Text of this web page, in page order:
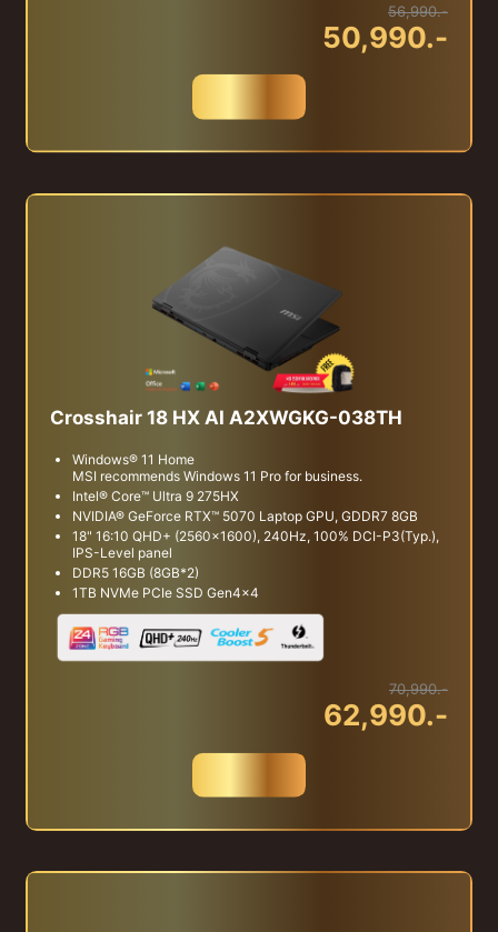
56,990.-
50,990.-
Crosshair 18 HX AI A2XWGKG-038TH
Windows® 11 Home
MSI recommends Windows 11 Pro for business.
Intel® Core™ Ultra 9 275HX
NVIDIA® GeForce RTX™ 5070 Laptop GPU, GDDR7 8GB
18" 16:10 QHD+ (2560x1600), 240Hz, 100% DCI-P3(Typ.),
IPS-Level panel
DDR5 16GB (8GB*2)
1TB NVMe PCIe SSD Gen4x4
70,990.-
62,990.-